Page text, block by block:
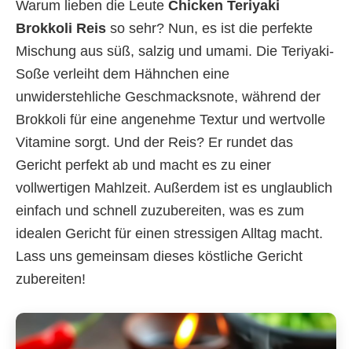
Warum lieben die Leute Chicken Teriyaki
Brokkoli Reis so sehr? Nun, es ist die perfekte
Mischung aus süß, salzig und umami. Die Teriyaki-
Soße verleiht dem Hähnchen eine
unwiderstehliche Geschmacksnote, während der
Brokkoli für eine angenehme Textur und wertvolle
Vitamine sorgt. Und der Reis? Er rundet das
Gericht perfekt ab und macht es zu einer
vollwertigen Mahlzeit. Außerdem ist es unglaublich
einfach und schnell zuzubereiten, was es zum
idealen Gericht für einen stressigen Alltag macht.
Lass uns gemeinsam dieses köstliche Gericht
zubereiten!